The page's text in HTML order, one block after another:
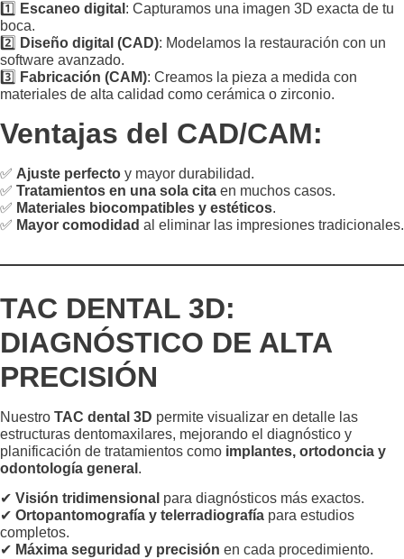
1️⃣ Escaneo digital : Capturamos una imagen 3D exacta de tu
boca.
2️⃣ Diseño digital (CAD): Modelamos la restauración con un
software avanzado.
3️⃣ Fabricación (CAM): Creamos la pieza a medida con
materiales de alta calidad como cerámica o zirconio.
Ventajas del CAD/CAM:
✅ Ajuste perfecto y mayor durabilidad.
✅ Tratamientos en una sola cita en muchos casos.
✅ Materiales biocompatibles y estéticos.
✅ Mayor comodidad al eliminar las impresiones tradicionales.
TAC DENTAL 3D:
DIAGNÓSTICO DE ALTA
PRECISIÓN
Nuestro TAC dental 3D permite visualizar en detalle las
estructuras dentomaxilares, mejorando el diagnóstico y
planificación de tratamientos como implantes, ortodoncia y
odontología general .
✔ Visión tridimensional para diagnósticos más exactos.
✔ Ortopantomografía y telerradiografía para estudios
completos.
✔ Máxima seguridad y precisión en cada procedimiento.